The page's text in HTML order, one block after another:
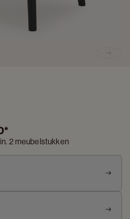
*
2 meubelstukken